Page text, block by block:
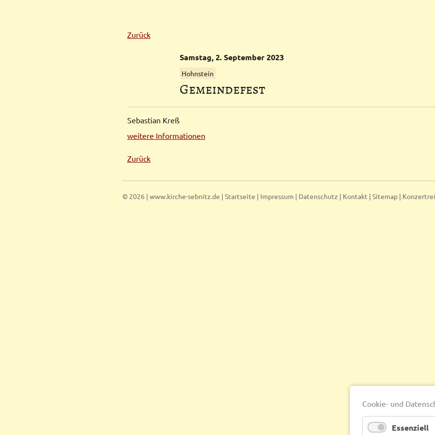
Zurück
Samstag,2.September2023
Hohnstein
Gemeindefest
Sebastian Kreß
weitere Informationen
Zurück
© 2026 | www.kirche-sebnitz.de | Startseite | Impressum | Datenschutz | Kontakt | Sitemap |
Cookie- und
Essenziell